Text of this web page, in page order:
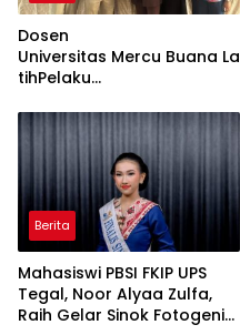
Dosen
Universitas Mercu Buana La
tihPelaku
LewatKemasan
Berita
Mahasiswi PBSI FKIP UPS
Tegal, Noor Alyaa Zulfa,
Raih Gelar Sinok Fotogenik